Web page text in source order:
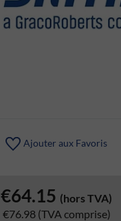
Ajouter aux Favoris
€64.15 (hors TVA)
€76.98 (TVA comprise)